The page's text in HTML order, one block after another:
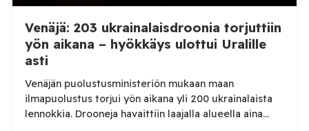
Venäjä: 203 ukrainalaisdroonia torjuttiin
yön aikana – hyökkäys ulottui Uralille
asti
Venäjän puolustusministeriön mukaan maan
ilmapuolustus torjui yön aikana yli 200 ukrainalaista
lennokkia. Drooneja havaittiin laajalla alueella aina